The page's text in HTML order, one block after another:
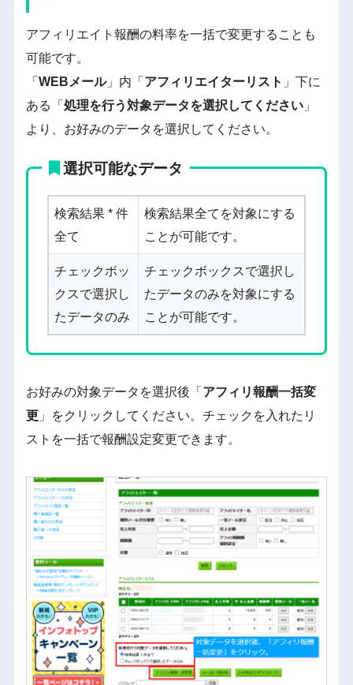
アフィリエイト報酬の料率を一括で変更することも
可能です。
「 WEBメール」内「 アフィリエイターリスト 」下に
ある「 処理を行う対象データを選択してください」
より、お好みのデータを選択してください。
選択可能なデータ
検索結果 * 件
全て
検索結果全てを対象にする
ことが可能です。
チェックボッ
クスで選択し
たデータのみ
チェックボックスで選択し
たデータのみを対象にする
ことが可能です。
お好みの対象データを選択後「 アフィリ報酬一括変
更」をクリックしてください。チェックを入れたリ
ストを一括で報酬設定変更できます。